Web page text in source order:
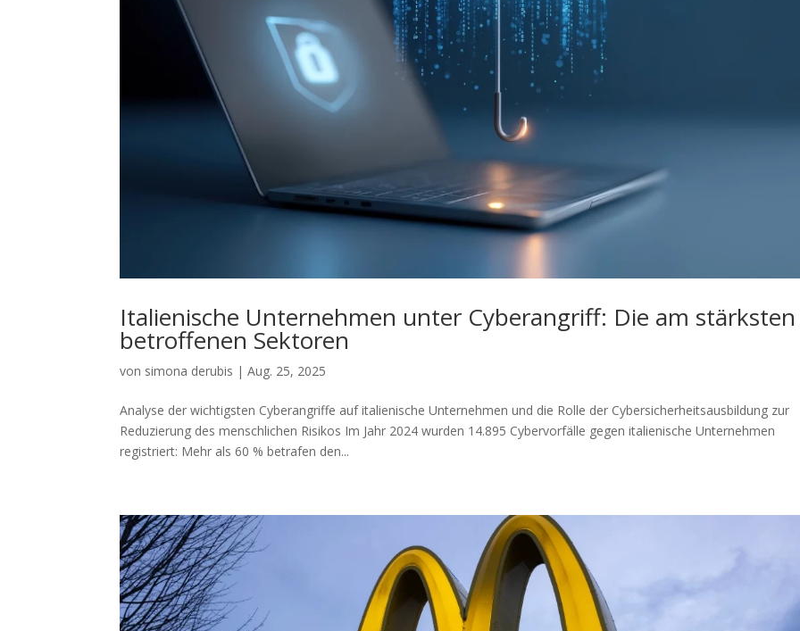
Italienische Unternehmen unter Cyberangriff: Die am stärksten
betroffenen Sektoren
von simona derubis |Aug. 25, 2025
Analyse der wichtigsten Cyberangriffe auf italienische Unternehmen und die Rolle der Cybersicherheitsausbildung zur
Reduzierung des menschlichen Risikos Im Jahr 2024 wurden 14.895 Cybervorfälle gegen italienische Unternehmen
registriert: Mehr als 60 % betrafen den...